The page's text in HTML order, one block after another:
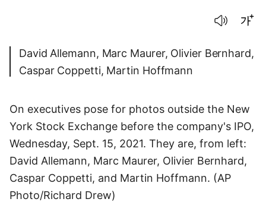
David Allemann, Marc Maurer, Olivier Bernhard,
Caspar Coppetti, Martin Hoffmann
On executives pose for photos outside the New
York Stock Exchange before the company's IPO,
Wednesday, Sept. 15, 2021. They are, from left:
David Allemann, Marc Maurer, Olivier Bernhard,
Caspar Coppetti, and Martin Hoffmann. (AP
Photo/Richard Drew)